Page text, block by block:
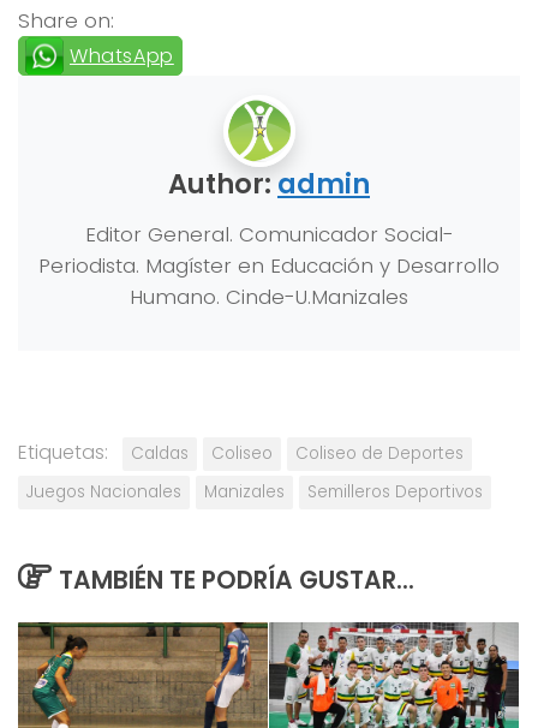
Share on:
WhatsApp
Author:admin
Editor General. Comunicador Social-
Periodista. Magíster en Educación y Desarrollo
Humano. Cinde-U.Manizales
Etiquetas: Caldas Coliseo
Coliseo de Deportes
Juegos Nacionales
Manizales Semilleros Deportivos
TAMBIÉN TE PODRÍA GUSTAR...